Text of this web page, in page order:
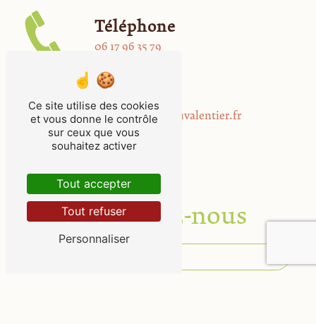
Téléphone
06 17 96 35 79
E-mail
contact@harasduvalentier.fr
Contactez-nous
Ce site utilise des cookies
et vous donne le contrôle
sur ceux que vous
souhaitez activer
Tout accepter
Tout refuser
Personnaliser